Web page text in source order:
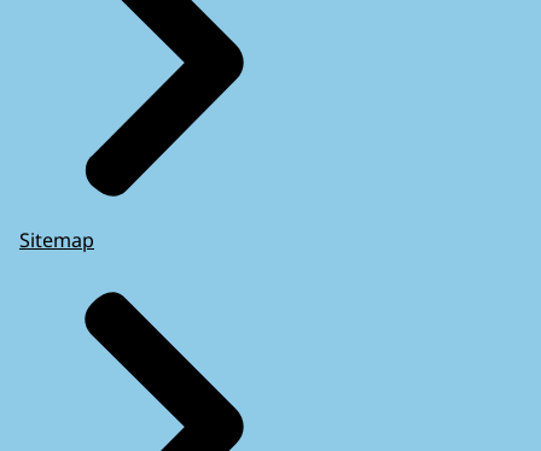
Sitemap